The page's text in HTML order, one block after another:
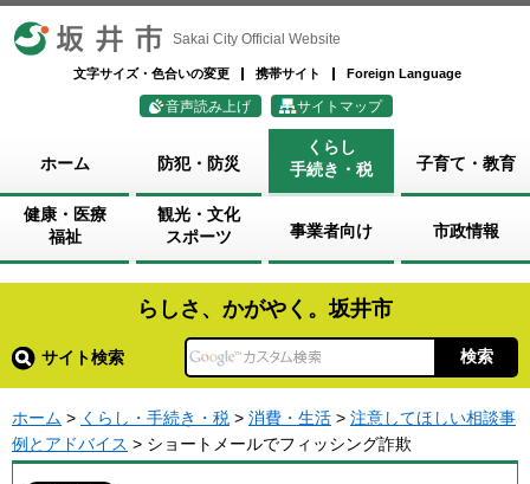
坂井市 Sakai City Official Website
文字サイズ・色合いの変更 携帯サイト Foreign Language
音声読み上げ サイトマップ
ホーム 防犯・防災
くらし
手続き・税
子育て・教育
健康・医療
福祉
観光・文化
スポーツ
事業者向け 市政情報
らしさ、かがやく。坂井市
サイト検索
ホーム > くらし・手続き・税 > 消費・生活 > 注意してほしい相談事
例とアドバイス > ショートメールでフィッシング詐欺